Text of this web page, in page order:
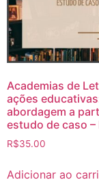
Academias de
ações
abordagem a
estudo de caso –
R$35.00
Adicionar ao